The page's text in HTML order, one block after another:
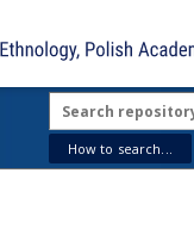
How to search...